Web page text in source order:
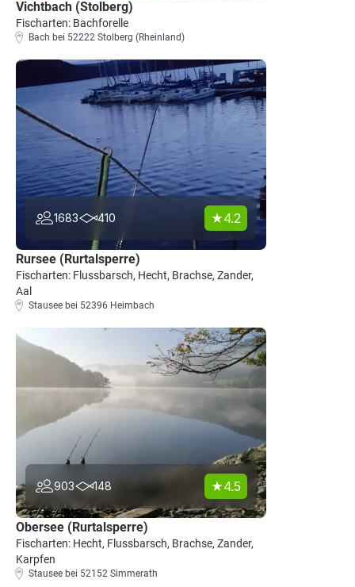
Vichtbach (Stolberg)
Fischarten: Bachforelle
Bach bei 52222 Stolberg (Rheinland)
1683 410 4.2
Rursee (Rurtalsperre)
Fischarten: Flussbarsch, Hecht, Brachse, Zander,
Aal
Stausee bei 52396 Heimbach
903 148 4.5
Obersee (Rurtalsperre)
Fischarten: Hecht, Flussbarsch, Brachse, Zander,
Karpfen
Stausee bei 52152 Simmerath